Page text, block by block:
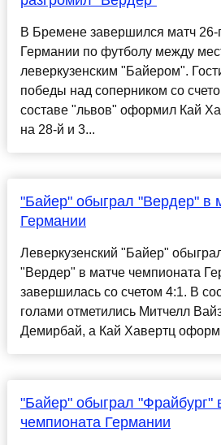
В Бремене завершился матч 26-
Германии по футболу между
леверкузенским "Байером".
победы над соперником со
составе "львов" оформил Кай
на 28-й и 3...
"Байер" обыграл "Вердер" в
Германии
Леверкузенский "Байер"
"Вердер" в матче чемпионата
завершилась со счетом 4:1. В
голами отметились Митчелл
Демирбай, а Кай Хавертц
"Байер" обыграл "Фрайбург"
чемпионата Германии